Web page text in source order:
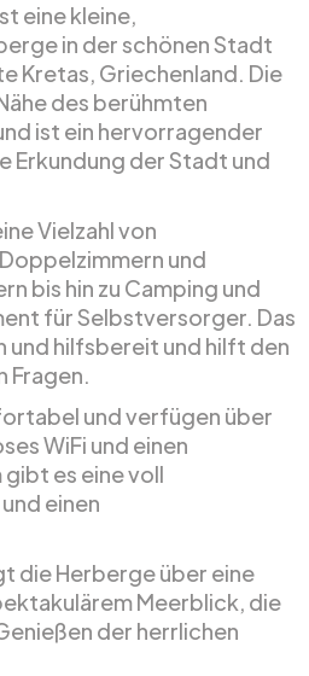
eine kleine,
in der schönen Stadt
Kretas, Griechenland. Die
des berühmten
ist ein hervorragender
Erkundung der Stadt und
Vielzahl von
und
bis hin zu Camping und
für Selbstversorger. Das
und hilfsbereit und hilft den
Fragen.
und verfügen über
WiFi und einen
es eine voll
einen
die Herberge über eine
Meerblick, die
der herrlichen